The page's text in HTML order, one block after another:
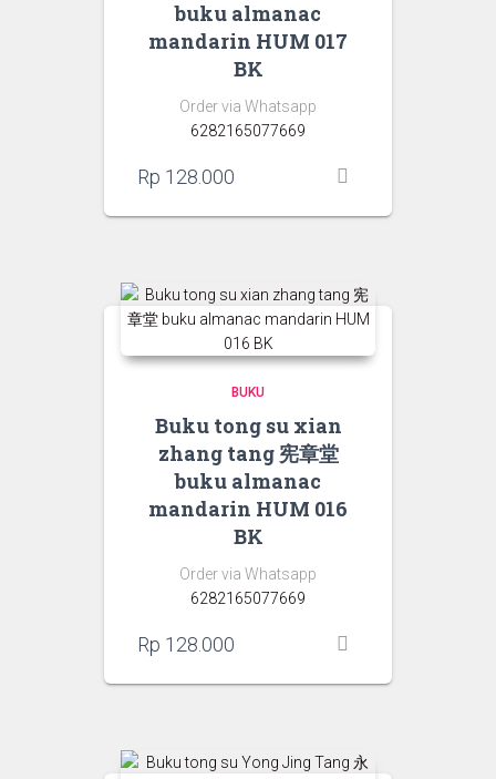
buku almanac
mandarin HUM 017
BK
Order via Whatsapp
6282165077669
Rp 128.000
BUKU
Buku tong su xian
zhang tang 宪章堂
buku almanac
mandarin HUM 016
BK
Order via Whatsapp
6282165077669
Rp 128.000